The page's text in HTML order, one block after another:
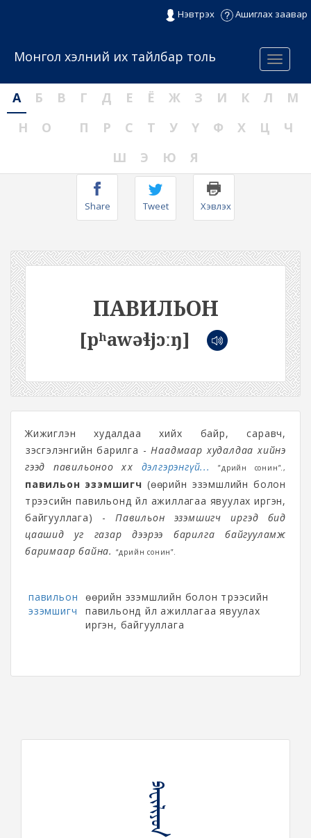
Нэвтрэх Ашиглах заавар
Menu
Монгол хэлний их тайлбар толь
А Б В Г Д Е Ё Ж З И К Л
М
Н
О П Р С Т У Ү Ф Х Ц
Ч
Ш
Э Ю Я
Share Tweet Хэвлэх
ПАВИЛЬОН
[pʰawəɬjɔːŋ]
Жижиглэн худалдаа хийх байр, саравч,
үзэсгэлэнгийн барилга -Наадмаар худалдаа хийнэ
гээд павильоноо хөх дэлгэрэнгүй... ”Өдрийн сонин”.,
павильон эзэмшигч (өөрийн эзэмшлийн болон
түрээсийн павильонд үйл ажиллагаа явуулах иргэн,
байгууллага) - Павильон эзэмшигч иргэд бид
цаашид уг газар дээрээ барилга байгууламж
баримаар байна. “Өдрийн сонин”.
павильон
эзэмшигч
өөрийн эзэмшлийн болон түрээсийн
павильонд үйл ажиллагаа явуулах
иргэн, байгууллага
ᠫᠠᠸᠢᠯᠢᠶᠣᠨ